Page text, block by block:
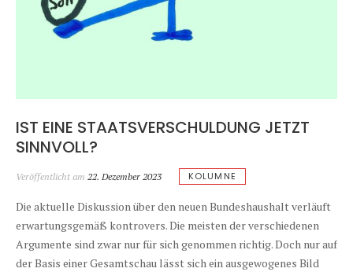
IST EINE STAATSVERSCHULDUNG JETZT
SINNVOLL?
Veröffentlicht am 22. Dezember 2023 KOLUMNE
Die aktuelle Diskussion über den neuen Bundeshaushalt verläuft
erwartungsgemäß kontrovers. Die meisten der verschiedenen
Argumente sind zwar nur für sich genommen richtig. Doch nur auf
der Basis einer Gesamtschau lässt sich ein ausgewogenes Bild